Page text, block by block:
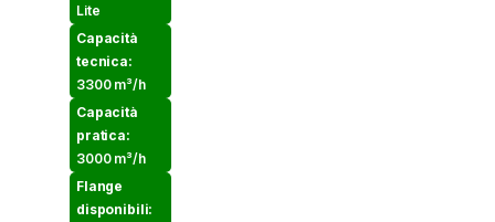
Lite
Capacità
tecnica:
3300 m³/h
Capacità
pratica:
3000 m³/h
Flange
disponibili: